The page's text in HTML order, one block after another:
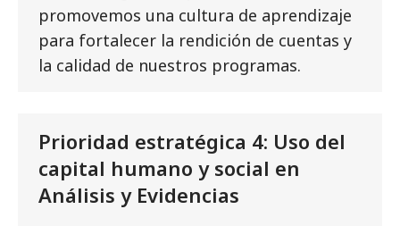
promovemos una cultura de aprendizaje
para fortalecer la rendición de cuentas y
la calidad de nuestros programas.
Prioridad estratégica 4: Uso del
capital humano y social en
Análisis y Evidencias